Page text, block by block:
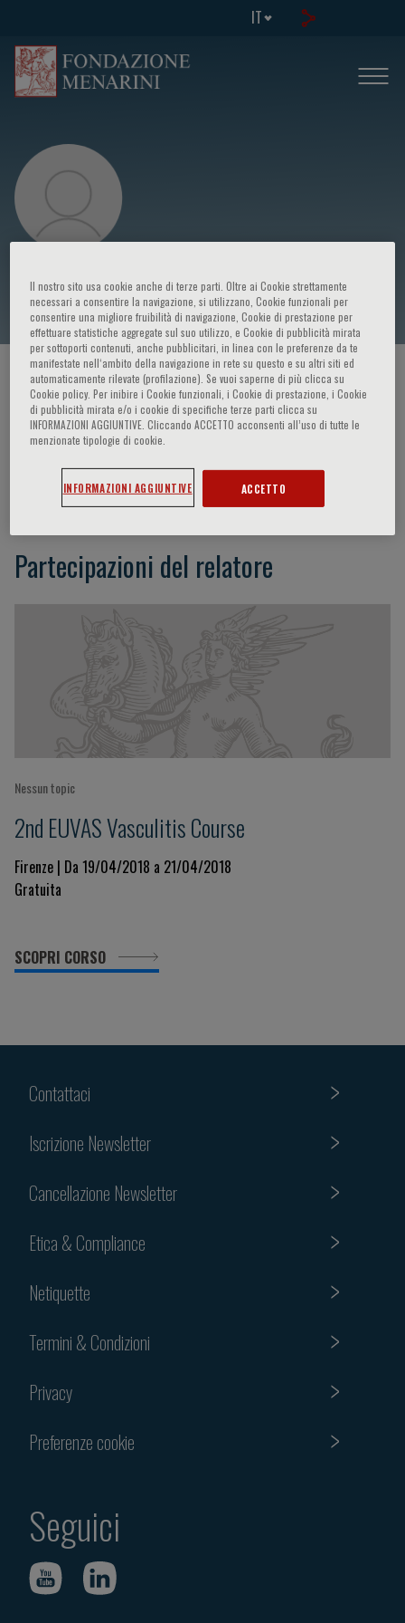
IT
Alan Salama
HOME PAGE / CORSI ED EVENTI / RELATORE
Andrea Romano
Partecipazioni del relatore
Nessun topic
2nd EUVAS Vasculitis Course
Firenze | Da 19/04/2018 a 21/04/2018
Gratuita
SCOPRI CORSO
Contattaci
Iscrizione Newsletter
Cancellazione Newsletter
Etica & Compliance
Netiquette
Termini & Condizioni
Privacy
Preferenze cookie
Seguici
Il nostro sito usa cookie anche di terze parti. Oltre ai Cookie strettamente
necessari a consentire la navigazione, si utilizzano, Cookie funzionali per
consentire una migliore fruibilità di navigazione, Cookie di prestazione per
effettuare statistiche aggregate sul suo utilizzo, e Cookie di pubblicità mirata
per sottoporti contenuti, anche pubblicitari, in linea con le preferenze da te
manifestate nell‘ambito della navigazione in rete su questo e su altri siti ed
automaticamente rilevate (profilazione). Se vuoi saperne di più clicca su
Cookie policy. Per inibire i Cookie funzionali, i Cookie di prestazione, i Cookie
di pubblicità mirata e/o i cookie di specifiche terze parti clicca su
INFORMAZIONI AGGIUNTIVE. Cliccando ACCETTO acconsenti all’uso di tutte le
menzionate tipologie di cookie.
INFORMAZIONI AGGIUNTIVE ACCETTO